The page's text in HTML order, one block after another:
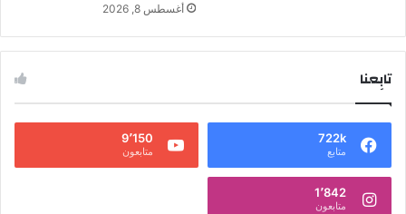
أغسطس 8, 2026
تابِعنا
722k
متابع
9٬150
متابعون
1٬842
متابعون